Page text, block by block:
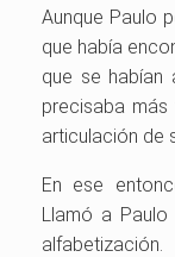
Aunque Paulo
que había
que se habían
precisaba
articulación de
En ese
Llamó a